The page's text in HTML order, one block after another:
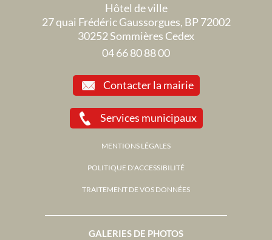
GALERIES DE PHOTOS
Hôtel de ville
27 quai Frédéric Gaussorgues, BP 72002
30252 Sommières Cedex
04 66 80 88 00
Contacter la mairie
Services municipaux
MENTIONS LÉGALES
POLITIQUE D'ACCESSIBILITÉ
TRAITEMENT DE VOS DONNÉES